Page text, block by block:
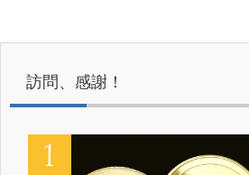
訪問、感謝！